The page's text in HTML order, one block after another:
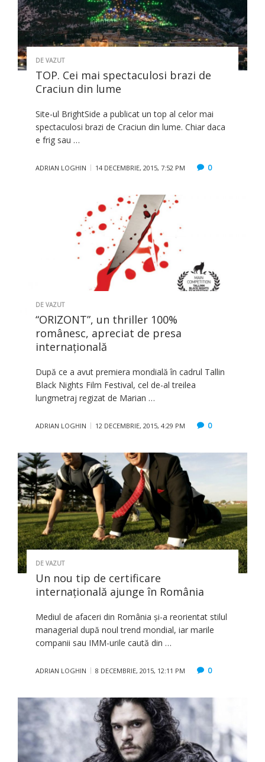
DE VAZUT
TOP. Cei mai spectaculosi brazi de
Craciun din lume
Site-ul BrightSide a publicat un top al celor mai
spectaculosi brazi de Craciun din lume. Chiar daca
e frig sau …
ADRIAN LOGHIN 14 DECEMBRIE, 2015, 7:52 PM 0
DE VAZUT
“ORIZONT”, un thriller 100%
românesc, apreciat de presa
internațională
După ce a avut premiera mondială în cadrul Tallin
Black Nights Film Festival, cel de-al treilea
lungmetraj regizat de Marian …
ADRIAN LOGHIN 12 DECEMBRIE, 2015, 4:29 PM 0
DE VAZUT
Un nou tip de certificare
internațională ajunge în România
Mediul de afaceri din România și-a reorientat stilul
managerial după noul trend mondial, iar marile
companii sau IMM-urile caută din …
ADRIAN LOGHIN 8 DECEMBRIE, 2015, 12:11 PM 0